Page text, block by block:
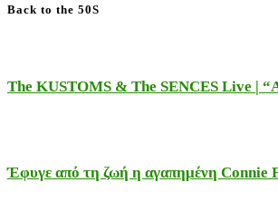
Back to the 50S
The KUSTOMS & The SENCES Live |
Έφυγε από τη ζωή η αγαπημένη